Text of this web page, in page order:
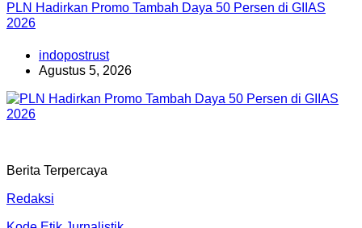
PLN Hadirkan Promo Tambah Daya 50 Persen di GIIAS
2026
indopostrust
Agustus 5, 2026
Berita Terpercaya
Redaksi